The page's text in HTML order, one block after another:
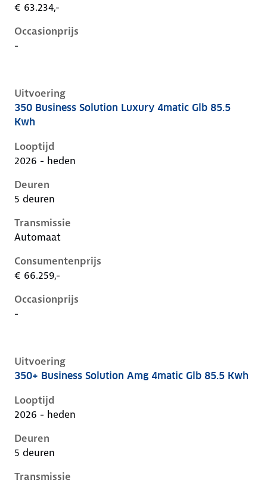
€ 63.234,-
Occasionprijs
-
Uitvoering
Mercedes Glb-Klasse ii-x248, glb 85.5 kwh, 260 kW,
350 Business Solution Luxury 4matic Glb 85.5
Kwh
Looptijd
2026 - heden
Deuren
5 deuren
Transmissie
Automaat
Consumentenprijs
€ 66.259,-
Occasionprijs
-
Uitvoering
Mercedes Glb-Klasse ii-x248, glb 85.5 kwh, 260 kW,
350+ Business Solution Amg 4matic Glb 85.5 Kwh
Looptijd
2026 - heden
Deuren
5 deuren
Transmissie